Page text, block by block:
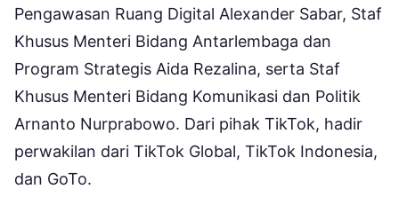
Pengawasan Ruang Digital Alexander Sabar, Staf
Khusus Menteri Bidang Antarlembaga dan
Program Strategis Aida Rezalina, serta Staf
Khusus Menteri Bidang Komunikasi dan Politik
Arnanto Nurprabowo. Dari pihak TikTok, hadir
perwakilan dari TikTok Global, TikTok Indonesia,
dan GoTo.